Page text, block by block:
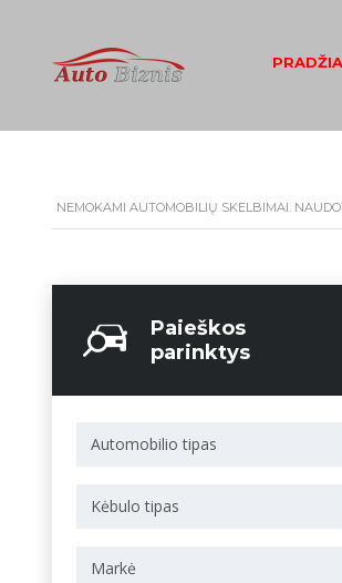
PRADŽIA
NEMOKAMI AUTOMOBILIŲ SKELBIMAI.
Paieškos
parinktys